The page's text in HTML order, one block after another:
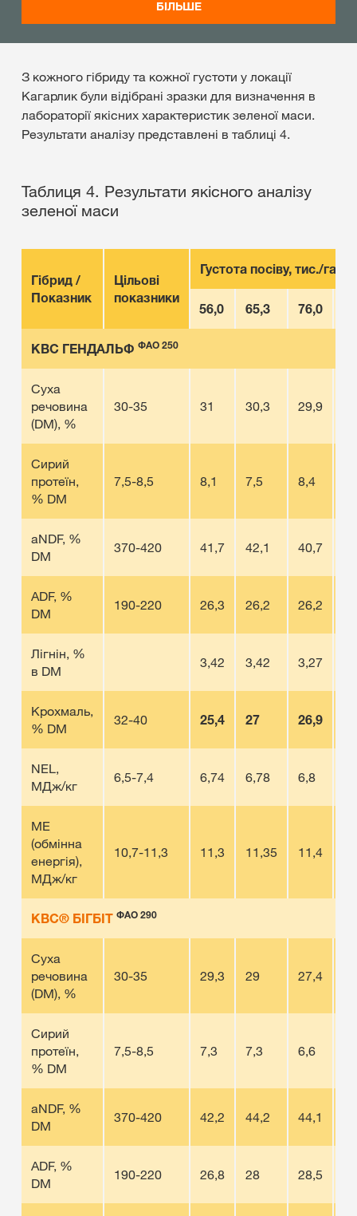
БІЛЬШЕ
З кожного гібриду та кожної густоти у локації
Кагарлик були відібрані зразки для визначення в
лабораторії якісних характеристик зеленої маси.
Результати аналізу представлені в таблиці 4.
Таблиця 4. Результати якісного аналізу
зеленої маси
Гібрид /
Показник
Цільові
показники
Густота посіву, тис./га
56,0 65,3 76,0
КВС ГЕНДАЛЬФ ФАО 250
Суха
речовина
(DM), %
30-35 31 30,3 29,9
Сирий
протеїн,
% DM
7,5-8,5 8,1 7,5 8,4
aNDF, %
DM
370-420 41,7 42,1 40,7
ADF, %
DM
190-220 26,3 26,2 26,2
Лігнін, %
в DM
3,42 3,42 3,27
Крохмаль,
% DM
32-40 25,4 27 26,9
NEL,
МДж/кг
6,5-7,4 6,74 6,78 6,8
МЕ
(обмінна
енергія),
МДж/кг
10,7-11,3 11,3 11,35 11,4
КВС® БІГБІТ ФАО 290
Суха
речовина
(DM), %
30-35 29,3 29 27,4
Сирий
протеїн,
% DM
7,5-8,5 7,3 7,3 6,6
aNDF, %
DM
370-420 42,2 44,2 44,1
ADF, %
DM
190-220 26,8 28 28,5